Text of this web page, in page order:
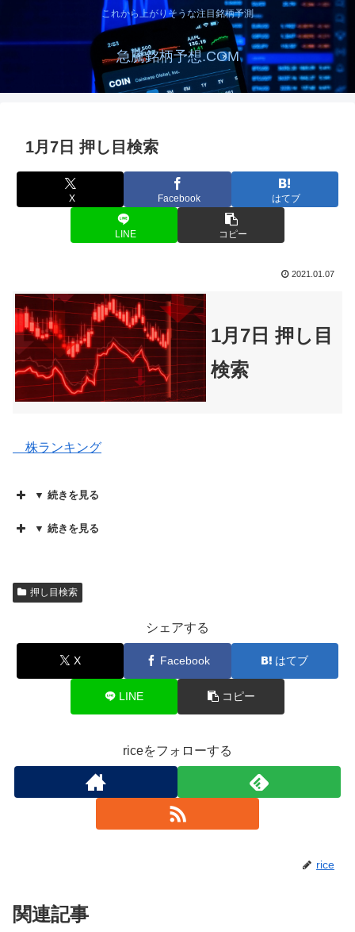
これから上がりそうな注目銘柄予測
急騰銘柄予想.COM
1月7日 押し目検索
X Facebook はてブ
LINE コピー
2021.01.07
1月7日 押し目
検索
株ランキング
▼ 続きを見る
▼ 続きを見る
押し目検索
シェアする
X Facebook はてブ
LINE コピー
riceをフォローする
rice
関連記事